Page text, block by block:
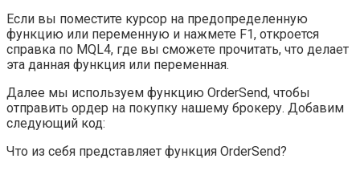
Если вы поместите курсор на предопределенную
функцию или переменную и нажмете F1, откроется
справка по MQL4, где вы сможете прочитать, что делает
эта данная функция или переменная.
Далее мы используем функцию OrderSend, чтобы
отправить ордер на покупку нашему брокеру. Добавим
следующий код:
Что из себя представляет функция OrderSend?